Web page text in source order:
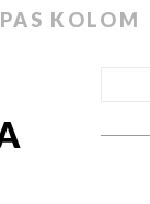
KOLOM